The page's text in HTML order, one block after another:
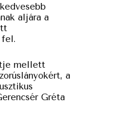
aljára a
mellett
a
Gréta